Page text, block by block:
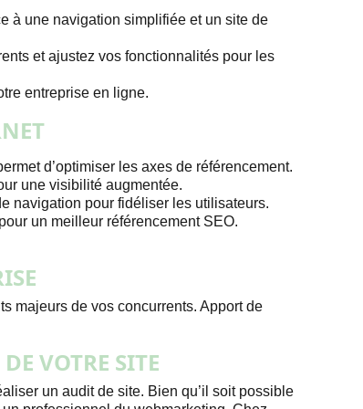
à une navigation simplifiée et un site de
et ajustez vos fonctionnalités pour les
entreprise en ligne.
d’optimiser les axes de référencement.
une visibilité augmentée.
navigation pour fidéliser les utilisateurs.
un meilleur référencement SEO.
majeurs de vos concurrents. Apport de
VOTRE SITE
un audit de site. Bien qu’il soit possible